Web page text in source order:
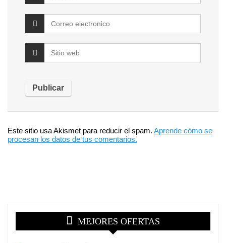
Este sitio usa Akismet para reducir el spam. Aprende cómo se
procesan los datos de tus comentarios.
MEJORES OFERTAS